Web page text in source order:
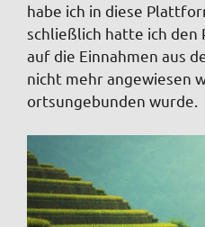
habe ich in diese
schließlich hatte ich den
auf die Einnahmen aus
nicht mehr angewiesen
ortsungebunden wurde.